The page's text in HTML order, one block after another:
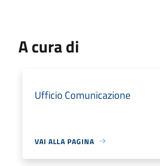
A cura di
Ufficio Comunicazione
VAI ALLA PAGINA